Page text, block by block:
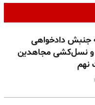
جنبش دادخواهی
و نسل‌کشی مجاهدین